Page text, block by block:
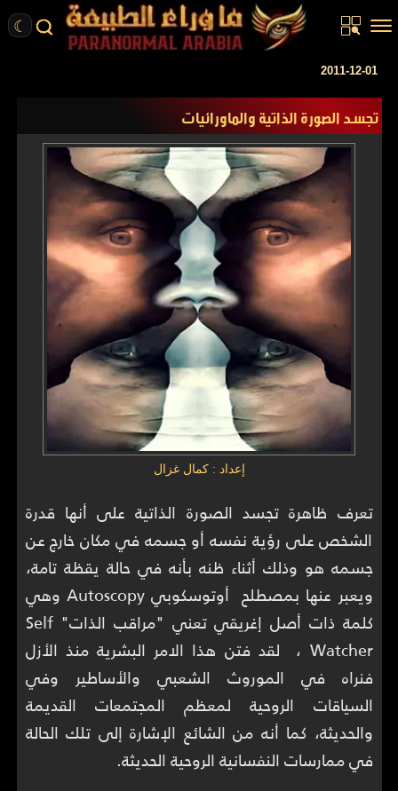
☾
الرئيسية
قصص واقعية
تحقيقات
ركن الخيال
2011-12-01
تجسد الصورة الذاتية والماورائيات
إعداد : كمال غزال
تعرف ظاهرة تجسد الصورة الذاتية على أنها قدرة
الشخص على رؤية نفسه أو جسمه في مكان خارج عن
جسمه هو وذلك أثناء ظنه بأنه في حالة يقظة تامة،
ويعبر عنها بمصطلح أوتوسكوبي Autoscopy وهي
كلمة ذات أصل إغريقي تعني "مراقب الذات" Self
Watcher ، لقد فتن هذا الامر البشرية منذ الأزل
فنراه في الموروث الشعبي والأساطير وفي
السياقات الروحية لمعظم المجتمعات القديمة
والحديثة، كما أنه من الشائع الإشارة إلى تلك الحالة
في ممارسات النفسانية الروحية الحديثة.